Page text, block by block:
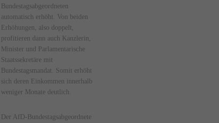
Bundestagsabgeordneten
automatisch erhöht. Von beiden
Erhöhungen, also doppelt,
profitieren dann auch Kanzlerin,
Minister und Parlamentarische
Staatssekretäre mit
Bundestagsmandat. Somit erhöht
sich deren Einkommen innerhalb
weniger Monate deutlich.
Der AfD-Bundestagsabgeordnete